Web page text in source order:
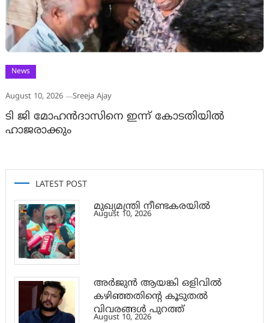
News
August 10, 2026 Sreeja Ajay
ടി ജി മോഹൻദാസിനെ ഇന്ന് കോടതിയിൽ
ഹാജരാക്കും
LATEST POST
മുഖ്യമന്ത്രി നീണ്ടകരയിൽ
August 10, 2026
അര്‍ജുന്‍ ആയങ്കി ഒളിവില്‍
കഴിഞ്ഞതിന്റെ കൂടുതല്‍
വിവരങ്ങള്‍ പുറത്ത്
August 10, 2026